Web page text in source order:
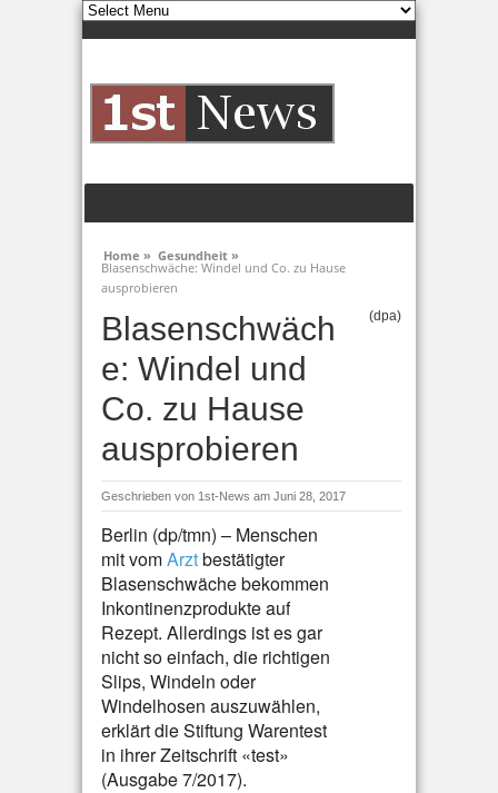
Home » Gesundheit »
Blasenschwäche: Windel und Co. zu Hause
ausprobieren
Blasenschwäch
e: Windel und
Co. zu Hause
ausprobieren
(dpa)
Geschrieben von 1st-News am Juni 28, 2017
Berlin (dp/tmn) – Menschen
mit vomArztbestätigter
Blasenschwäche bekommen
Inkontinenzprodukte auf
Rezept. Allerdings ist es gar
nicht so einfach, die richtigen
Slips, Windeln oder
Windelhosen auszuwählen,
erklärt die Stiftung Warentest
in ihrer Zeitschrift «test»
(Ausgabe 7/2017).